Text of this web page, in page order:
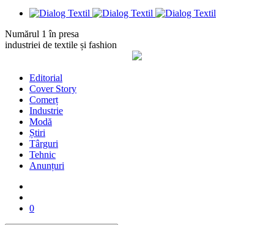
Numărul 1 în presa
industriei de textile și fashion
Editorial
Cover Story
Comerț
Industrie
Modă
Știri
Târguri
Tehnic
Anunțuri
0